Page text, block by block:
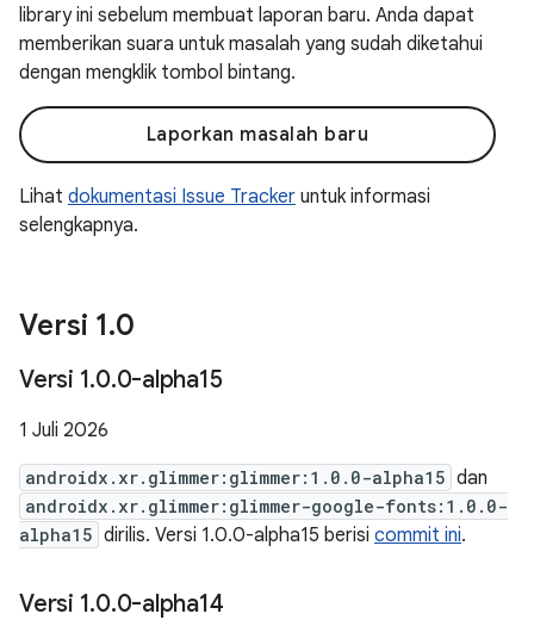
library ini sebelum membuat laporan baru. Anda dapat
memberikan suara untuk masalah yang sudah diketahui
dengan mengklik tombol bintang.
Laporkan masalah baru
Lihat dokumentasi Issue Tracker untuk informasi
selengkapnya.
Versi 1.0
Versi 1.0.0-alpha15
1 Juli 2026
androidx.xr.glimmer:glimmer:1.0.0-alpha15 dan
androidx.xr.glimmer:glimmer-google-fonts:1.0.0-
alpha15 dirilis. Versi 1.0.0-alpha15 berisi commit ini.
Versi 1.0.0-alpha14